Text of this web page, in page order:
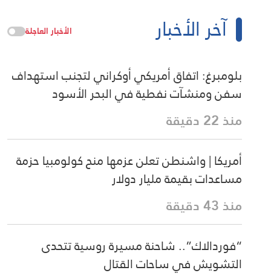
آخر الأخبار الأخبار العاجلة
بلومبرغ: اتفاق أمريكي أوكراني لتجنب استهداف
سفن ومنشآت نفطية في البحر الأسود
منذ 22 دقيقة
أمريكا | واشنطن تعلن عزمها منح كولومبيا حزمة
مساعدات بقيمة مليار دولار
منذ 43 دقيقة
“فوردالاك”.. شاحنة مسيرة روسية تتحدى
التشويش في ساحات القتال